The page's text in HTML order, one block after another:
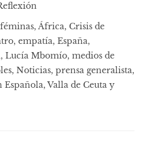
, África, Crisis de
, empatía, España,
, Lucía Mbomío, medios de
, Noticias, prensa generalista,
Española,Valla de Ceuta y